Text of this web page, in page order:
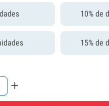
10% de
15% de
+